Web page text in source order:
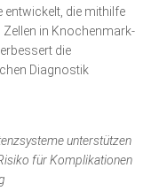
entwickelt, die mithilfe
Zellen in Knochen­mark­
die
Diag­nostik
unterstützen
für Komplikationen